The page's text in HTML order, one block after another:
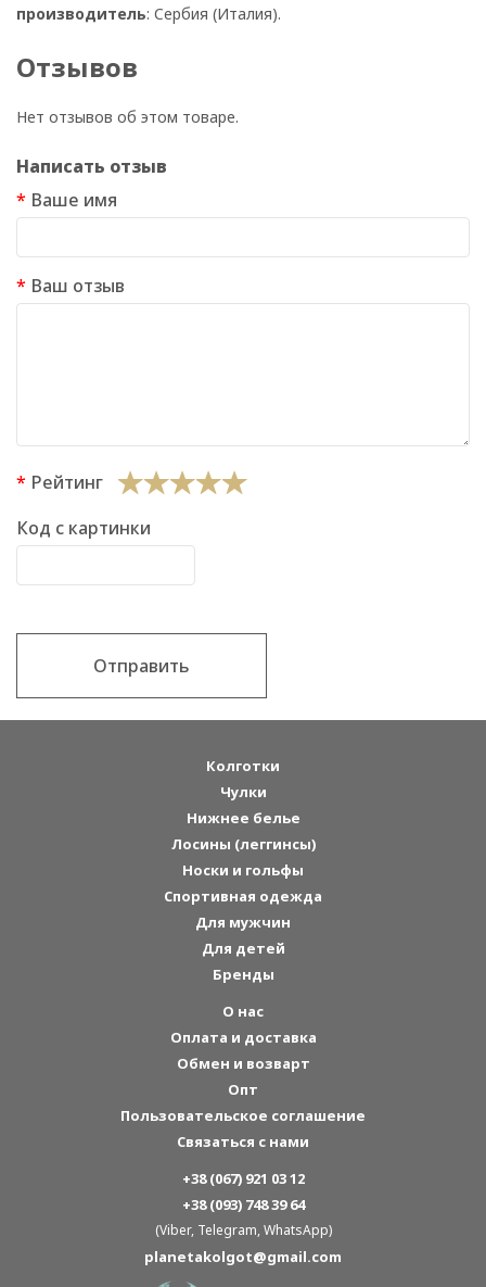
производитель: Сербия (Италия).
Отзывов
Нет отзывов об этом товаре.
Написать отзыв
Ваше имя
Ваш отзыв
Рейтинг
Код с картинки
Отправить
Колготки
Чулки
Нижнее белье
Лосины (леггинсы)
Носки и гольфы
Спортивная одежда
Для мужчин
Для детей
Бренды
О нас
Оплата и доставка
Обмен и возварт
Опт
Пользовательское соглашение
Связаться с нами
+38 (067) 921 03 12
+38 (093) 748 39 64
(Viber, Telegram, WhatsApp)
planetakolgot@gmail.com